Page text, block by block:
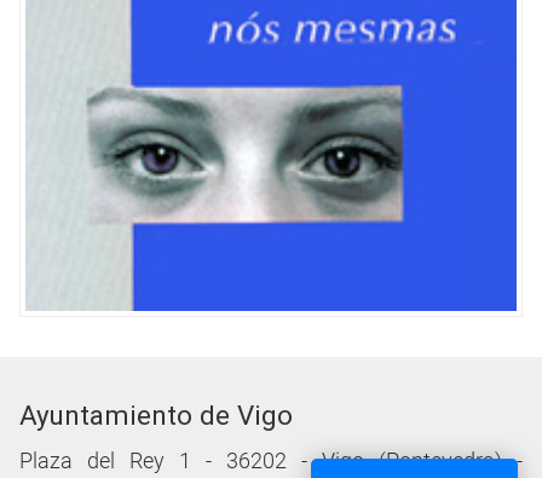
Ayuntamiento de Vigo
Plaza del Rey 1 - 36202 - Vigo (Pontevedra) -